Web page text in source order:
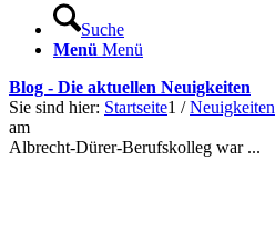
Suche
Menü Menü
Blog - Die aktuellen Neuigkeiten
Sie sind hier: Startseite1 / Neuigkeiten
am
Albrecht-Dürer-Berufskolleg war ...